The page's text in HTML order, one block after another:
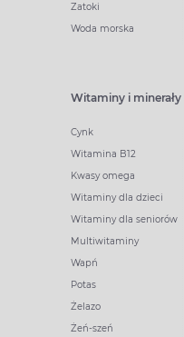
Zatoki
Woda morska
Witaminy i minerały
Cynk
Witamina B12
Kwasy omega
Witaminy dla dzieci
Witaminy dla seniorów
Multiwitaminy
Wapń
Potas
Żelazo
Żeń-szeń